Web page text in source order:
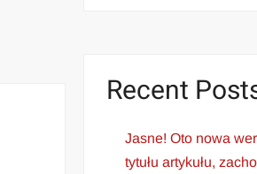
Recent
Jasne! Oto nowa
tytułu artykułu,